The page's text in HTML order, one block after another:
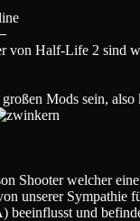
von Half-Life 2 sind
Mods sein,
Shooter welcher
unserer
und